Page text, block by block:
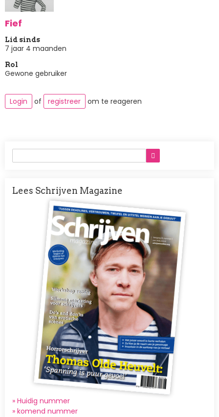
Fief
Lid sinds
7 jaar 4 maanden
Rol
Gewone gebruiker
Login of registreer om te reageren
Lees Schrijven Magazine
Afbeelding
» Huidig nummer
» komend nummer